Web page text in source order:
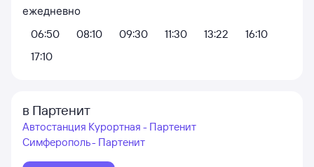
ежедневно
06:50
08:10 09:30 11:30 13:22
16:10
17:10
в Партенит
Автостанция Курортная - Партенит
Симферополь - Партенит